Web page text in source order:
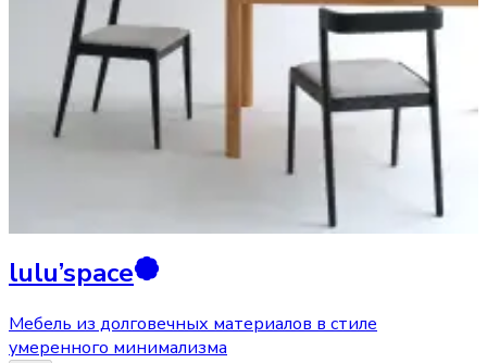
lulu’space
Мебель из долговечных материалов в стиле
умеренного минимализма